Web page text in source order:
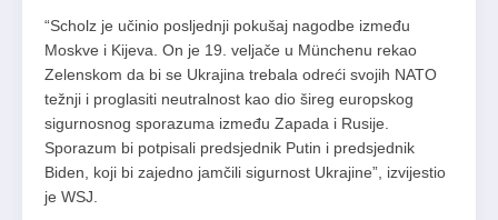
“Scholz je učinio posljednji pokušaj nagodbe između
Moskve i Kijeva. On je 19. veljače u Münchenu rekao
Zelenskom da bi se Ukrajina trebala odreći svojih NATO
težnji i proglasiti neutralnost kao dio šireg europskog
sigurnosnog sporazuma između Zapada i Rusije.
Sporazum bi potpisali predsjednik Putin i predsjednik
Biden, koji bi zajedno jamčili sigurnost Ukrajine”, izvijestio
je WSJ.